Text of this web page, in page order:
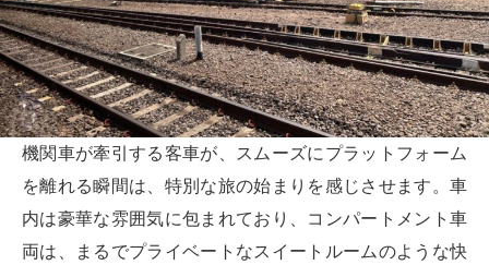
機関車が牽引する客車が、スムーズにプラットフォーム
を離れる瞬間は、特別な旅の始まりを感じさせます。車
内は豪華な雰囲気に包まれており、コンパートメント車
両は、まるでプライベートなスイートルームのような快